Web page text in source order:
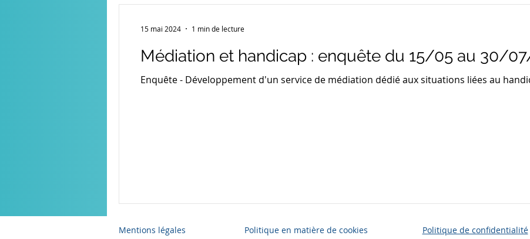
Médiation et handicap : enquête du 15/05 au 30/
Enquête - Développement d'un service de médiation dédié aux situations liées au
15 mai 2024 1 min de lecture
Mentions légales Politique en matière de cookies Politique de confidentialité